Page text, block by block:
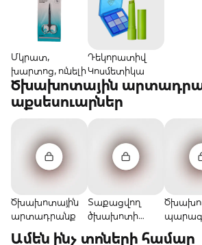
Մկրատ,
խարտոց, ունելի
Դեկորատիվ
Կոսմետիկա
Ծխախոտային
աքսեսուարներ
Ծխախոտային
արտադրանք
Տաքացվող
ծխախոտի
Ամեն ինչ տոների համար